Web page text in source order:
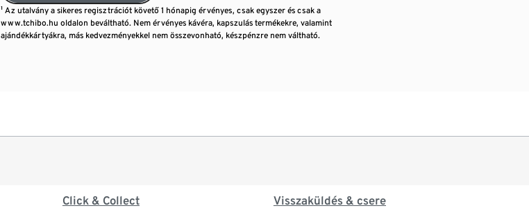
¹ Az utalvány a sikeres regisztrációt követő 1 hónapig érvényes, csak egyszer és csak a
www.tchibo.hu oldalon beváltható. Nem érvényes kávéra, kapszulás termékekre, valamint
ajándékkártyákra, más kedvezményekkel nem összevonható, készpénzre nem váltható.
Click & Collect Visszaküldés & csere